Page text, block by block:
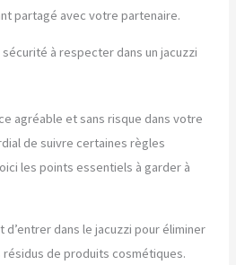
partagé avec votre partenaire.
à respecter dans un jacuzzi
agréable et sans risque dans votre
de suivre certaines règles
les points essentiels à garder à
d’entrer dans le jacuzzi pour éliminer
de produits cosmétiques.